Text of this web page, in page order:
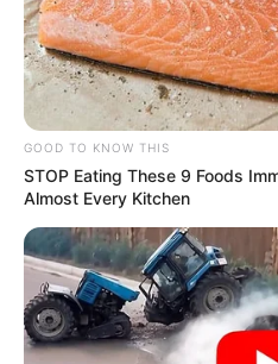
GOOD TO KNOW THIS
STOP Eating These 9 Foods
Almost Every Kitchen